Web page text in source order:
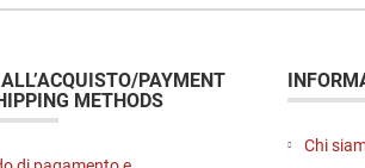
PAYMENT
METHODS
Chi